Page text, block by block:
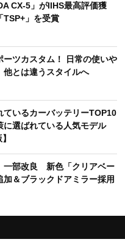
CX-5」がIIHS最高評価獲
」を受賞
ーツカスタム！ 日常の使いや
他とは違うスタイルへ
ているカーバッテリーTOP10
に選ばれている人気モデル
一部改良 新色「クリアベー
加＆ブラックドアミラー採用